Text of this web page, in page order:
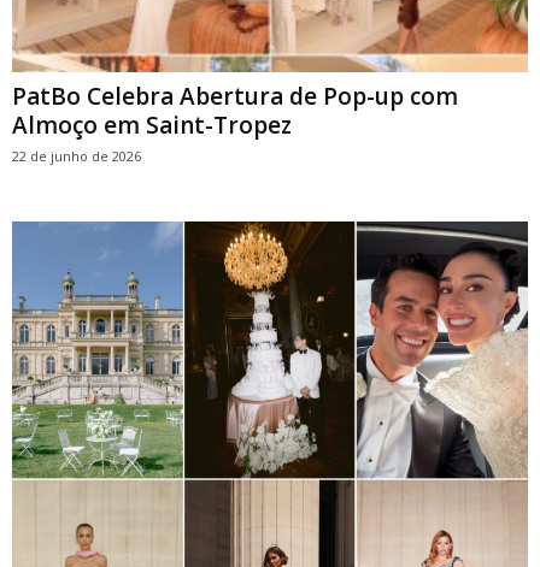
PatBo Celebra Abertura de Pop-up com
Almoço em Saint-Tropez
22 de junho de 2026